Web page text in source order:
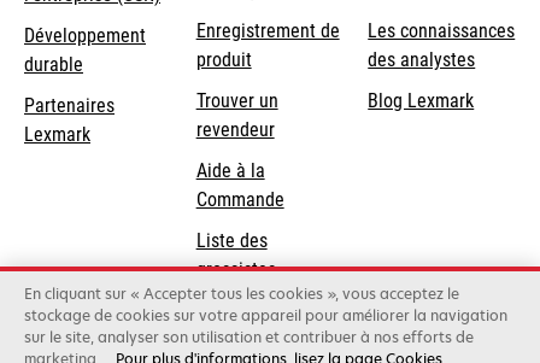
nouvel
onglet
onglet
Développement
durable
Partenaires
Lexmark
un
nouvel
onglet
un
onglet
Enregistrement de
produit
Trouver un
revendeur
Aide à la
Commande
Liste des
grossistes
Les connaissances
des analystes
Blog Lexmark
Lexmark International, Inc., une entreprise Xerox
En cliquant sur « Accepter tous les cookies », vous acceptez le
stockage de cookies sur votre appareil pour améliorer la navigation
sur le site, analyser son utilisation et contribuer à nos efforts de
marketing.
Pour plus d'informations, lisez la page Cookies